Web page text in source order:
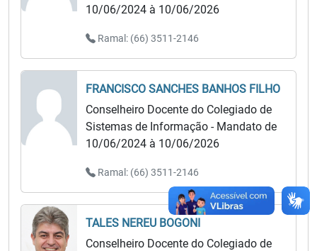
10/06/2024 à 10/06/2026
Ramal: (66) 3511-2146
FRANCISCO SANCHES BANHOS FILHO
Conselheiro Docente do Colegiado de
Sistemas de Informação - Mandato de
10/06/2024 à 10/06/2026
Ramal: (66) 3511-2146
TALES NEREU BOGONI
Conselheiro Docente do Colegiado de